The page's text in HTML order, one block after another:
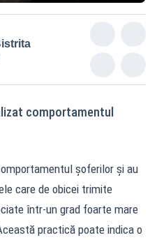
comportamentul
șoferilor și au
care de obicei trimite
într-un grad foarte mare
practică poate indica o